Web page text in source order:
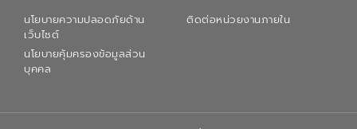
นโยบายความปลอดภัยด้าน
เว็บไซต์
นโยบายคุ้มครองข้อมูลส่วน
บุคคล
ติดต่อหน่วยงานภายใน